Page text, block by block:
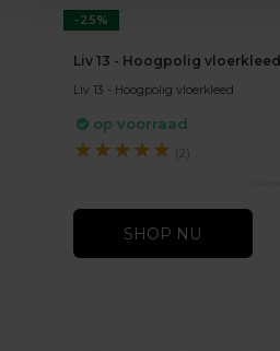
-25%
Liv 13 - Hoogpolig vloerkleed
Liv 13 - Hoogpolig vloerkleed
op voorraad
★★★★★ (2)
SHOP NU